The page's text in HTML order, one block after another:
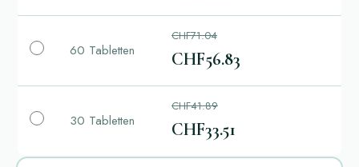
60 Tabletten
CHF71.04
CHF56.83
30 Tabletten
CHF41.89
CHF33.51